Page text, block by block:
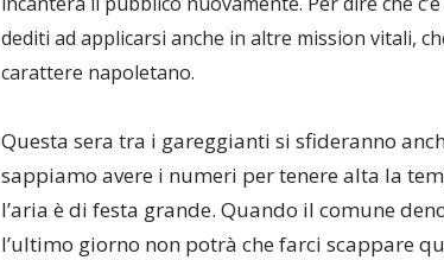
dediti ad applicarsi anche in altre mission vitali,
carattere napoletano.
Questa sera tra i gareggianti si sfideranno
sappiamo avere i numeri per tenere alta la
l’aria è di festa grande. Quando il comune
l’ultimo giorno non potrà che farci scappare